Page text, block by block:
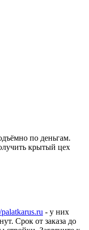
по деньгам.
крытый цех
- у них
Срок от заказа до